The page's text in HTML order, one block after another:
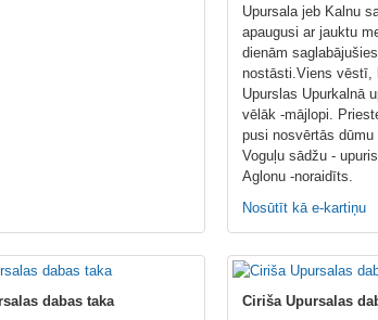
Upursala jeb Kalnu
apaugusi ar jauktu
dienām
nostāsti.Viens vēstī,
Upurslas Upurkalnā
vēlāk -mājlopi.
pusi nosvērtās
Voguļu sādžu -
Aglonu -noraidīts.
Nosūtīt kā e-kartiņu
dabas taka
Ciriša Upursalas